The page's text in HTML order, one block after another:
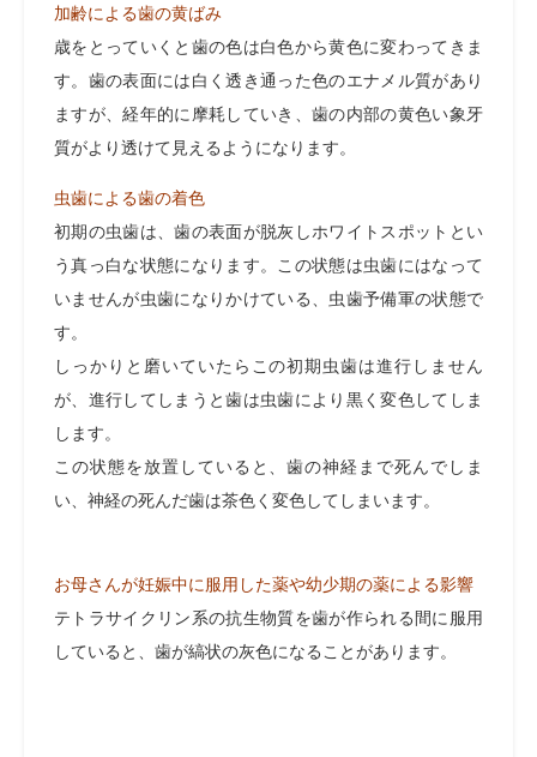
加齢による歯の黄ばみ
歳をとっていくと歯の色は白色から黄色に変わってきま
す。歯の表面には白く透き通った色のエナメル質があり
ますが、経年的に摩耗していき、歯の内部の黄色い象牙
質がより透けて見えるようになります。
虫歯による歯の着色
初期の虫歯は、歯の表面が脱灰しホワイトスポットとい
う真っ白な状態になります。この状態は虫歯にはなって
いませんが虫歯になりかけている、虫歯予備軍の状態で
す。
しっかりと磨いていたらこの初期虫歯は進行しません
が、進行してしまうと歯は虫歯により黒く変色してしま
します。
この状態を放置していると、歯の神経まで死んでしま
い、神経の死んだ歯は茶色く変色してしまいます。
お母さんが妊娠中に服用した薬や幼少期の薬による影響
テトラサイクリン系の抗生物質を歯が作られる間に服用
していると、歯が縞状の灰色になることがあります。